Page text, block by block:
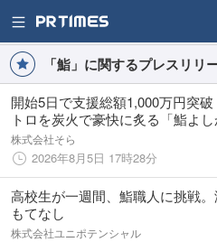
「鮨」に関するプレスリリ
開始5日で支援総額1,000万円突
トロを炭火で豪快に炙る「鮨よ
AKARI- 銀座」、進化し続ける鮨
ら。
株式会社そら
2026年8月5日 17時28分
高校生が一週間、鮨職人に挑戦
もてなし
株式会社ユニポテンシャル